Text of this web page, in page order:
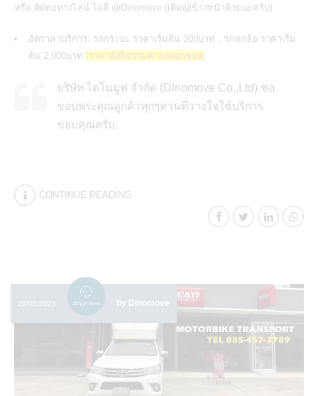
หรือ ติดต่อทางไลน์ ไอดี @Dinomove (เติม@ข้างหน้าด้วยนะครับ)
อัตราค่าบริการ: รถกระบะ ราคาเริ่มต้น 300บาท , รถหกล้อ ราคาเริ่ม
ต้น 2,000บาท (ราคายังไม่รวมค่าแรงยกของ)
บริษัท ไดโนมูฟ จำกัด (Dinomove Co.,Ltd) ขอ
ขอบพระคุณลูกค้าทุกๆท่านที่วางใจใช้บริการ
ขอบคุณครับ.
CONTINUE READING
29/05/2023 by Dinomove